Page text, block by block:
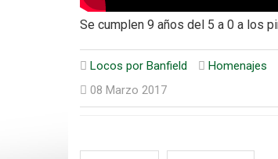
Se cumplen 9 años del 5 a 0 a los
Locos por Banfield
Homenajes
08 Marzo 2017